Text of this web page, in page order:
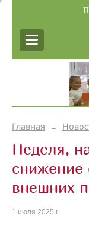
Главная →
Неделя,
снижение
внешних
1 июля 2025 г.